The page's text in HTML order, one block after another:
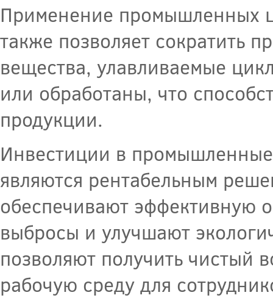
Применение промышленных
также позволяет сократить
вещества, улавливаемые
или обработаны, что
продукции.
Инвестиции в
являются рентабельным
обеспечивают эффективную
выбросы и улучшают
позволяют получить чистый
рабочую среду для